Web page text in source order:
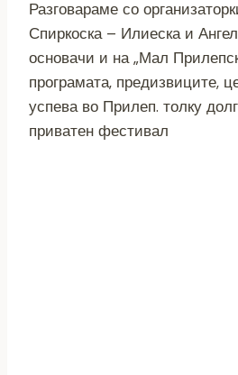
Разговараме со
Спиркоска – Илиеска и
основачи и на „Мал
програмата, предизвиците,
успева во Прилеп. толку
приватен фестивал